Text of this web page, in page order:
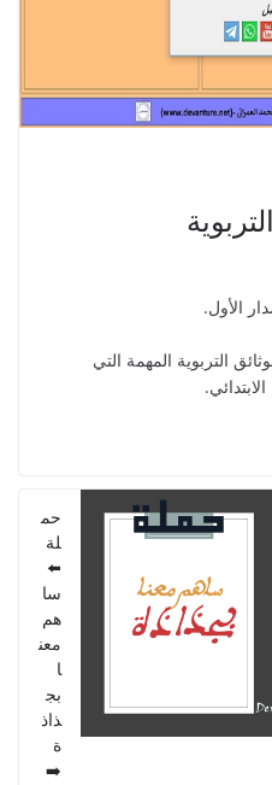
PARCOURS - 6ème
الأول.
التربوية المهمة التي
حم
لة
⬅️
سا
هم
معن
ا
بج
ذاذ
ة
➡️